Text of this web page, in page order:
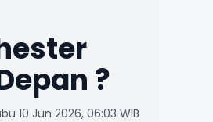
?
10 Jun 2026, 06:03 WIB